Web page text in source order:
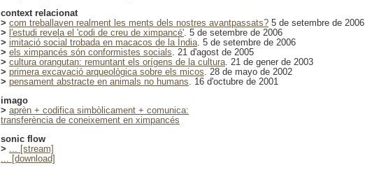
context relacionat
> com treballaven realment les ments dels nostres avantpassats? 5 de setembre de 2006
> l'estudi revela el 'codi de creu de ximpancé'. 5 de setembre de 2006
> imitació social trobada en macacos de la Índia. 5 de setembre de 2006
> els ximpancés són conformistes socials. 21 d'agost de 2005
> cultura orangutan: remuntant els orígens de la cultura. 21 de gener de 2003
> primera excavació arqueològica sobre els micos. 28 de mayo de 2002
> pensament abstracte en animals no humans. 16 d'octubre de 2001
imago
> aprèn + codifica simbòlicament + comunica:
transferència de coneixement en ximpancés
sonic flow
> ... [stream]
... [download]